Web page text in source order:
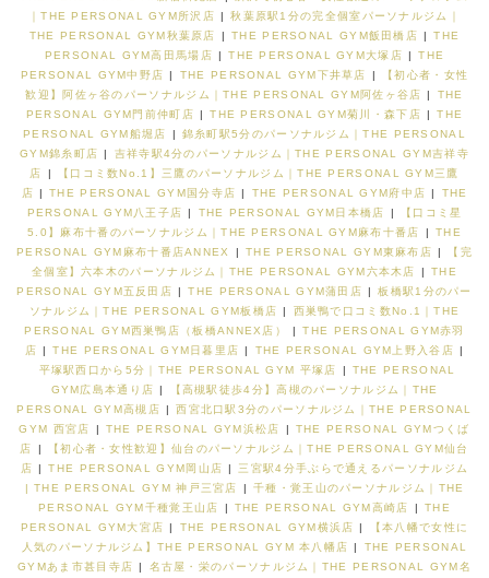
｜THE PERSONAL GYM所沢店 |
秋葉原駅1分の完全個室パーソナルジム｜
THE PERSONAL GYM秋葉原店
| THE PERSONAL GYM飯田橋店 |
THE
PERSONAL GYM高田馬場店 | THE PERSONAL GYM大塚店 |
THE
PERSONAL GYM中野店 | THE PERSONAL GYM下井草店 |
【初心者・女性
歓迎】阿佐ヶ谷のパーソナルジム｜THE PERSONAL GYM阿佐ヶ谷店 |
THE
PERSONAL GYM門前仲町店 | THE PERSONAL GYM菊川・森下店 |
THE
PERSONAL GYM船堀店
|
錦糸町駅5分のパーソナルジム｜THE PERSONAL
GYM錦糸町店 |
吉祥寺駅4分のパーソナルジム｜THE PERSONAL GYM吉祥寺
店
|
【口コミ数No.1】三鷹のパーソナルジム｜THE PERSONAL GYM三鷹
店 | THE PERSONAL GYM国分寺店 | THE PERSONAL GYM府中店 |
THE
PERSONAL GYM八王子店 | THE PERSONAL GYM日本橋店 |
【口コミ星
5.0】麻布十番のパーソナルジム｜THE PERSONAL GYM麻布十番店
|
THE
PERSONAL GYM麻布十番店ANNEX
| THE PERSONAL GYM東麻布店 |
【完
全個室】六本木のパーソナルジム｜THE PERSONAL GYM六本木店
|
THE
PERSONAL GYM五反田店 | THE PERSONAL GYM蒲田店 |
板橋駅1分のパー
ソナルジム｜THE PERSONAL GYM板橋店 |
西巣鴨で口コミ数No.1｜THE
PERSONAL GYM西巣鴨店（板橋ANNEX店）
|
THE PERSONAL GYM赤羽
店 | THE PERSONAL GYM日暮里店 | THE PERSONAL GYM上野入谷店 |
平塚駅西口から5分｜THE PERSONAL GYM 平塚店
|
THE PERSONAL
GYM広島本通り店 |
【高槻駅徒歩4分】高槻のパーソナルジム｜THE
PERSONAL GYM高槻店 |
西宮北口駅3分のパーソナルジム｜THE PERSONAL
GYM 西宮店
| THE PERSONAL GYM浜松店 |
THE PERSONAL GYMつくば
店
|
【初心者・女性歓迎】仙台のパーソナルジム｜THE PERSONAL GYM仙台
店 | THE PERSONAL GYM岡山店 |
三宮駅4分手ぶらで通えるパーソナルジム
| THE PERSONAL GYM 神戸三宮店
|
千種・覚王山のパーソナルジム｜THE
PERSONAL GYM千種覚王山店
| THE PERSONAL GYM高崎店 |
THE
PERSONAL GYM大宮店 | THE PERSONAL GYM横浜店 |
【本八幡で女性に
人気のパーソナルジム】THE PERSONAL GYM 本八幡店 |
THE PERSONAL
GYMあま市甚目寺店 | 名古屋・栄のパーソナルジム｜THE PERSONAL GYM名